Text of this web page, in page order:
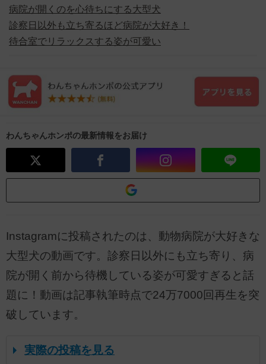
病院が開くのを心待ちにする大型犬
診察日以外も立ち寄るほど病院が大好き！
待合室でリラックスする姿が可愛い
わんちゃんホンポの最新情報をお届け
Instagramに投稿されたのは、動物病院が大好きな
大型犬の動画です。診察日以外にも立ち寄り、病
院が開く前から待機している姿が可愛すぎると話
題に！動画は記事執筆時点で24万7000回再生を突
破しています。
実際の投稿を見る